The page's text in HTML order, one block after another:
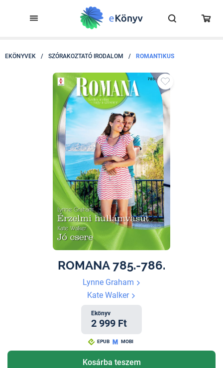
EKÖNYVEK / SZÓRAKOZTATÓ IRODALOM / ROMANTIKUS
ROMANA 785.-786.
Lynne Graham
Kate Walker
Ekönyv
2 999 Ft
EPUB MOBI
Kosárba teszem